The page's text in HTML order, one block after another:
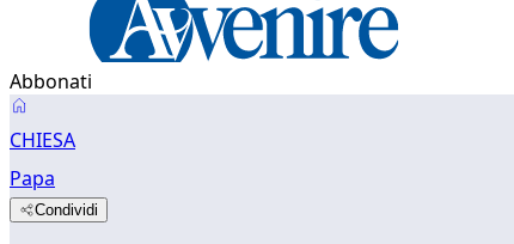
Abbonati
CHIESA
Papa
Condividi